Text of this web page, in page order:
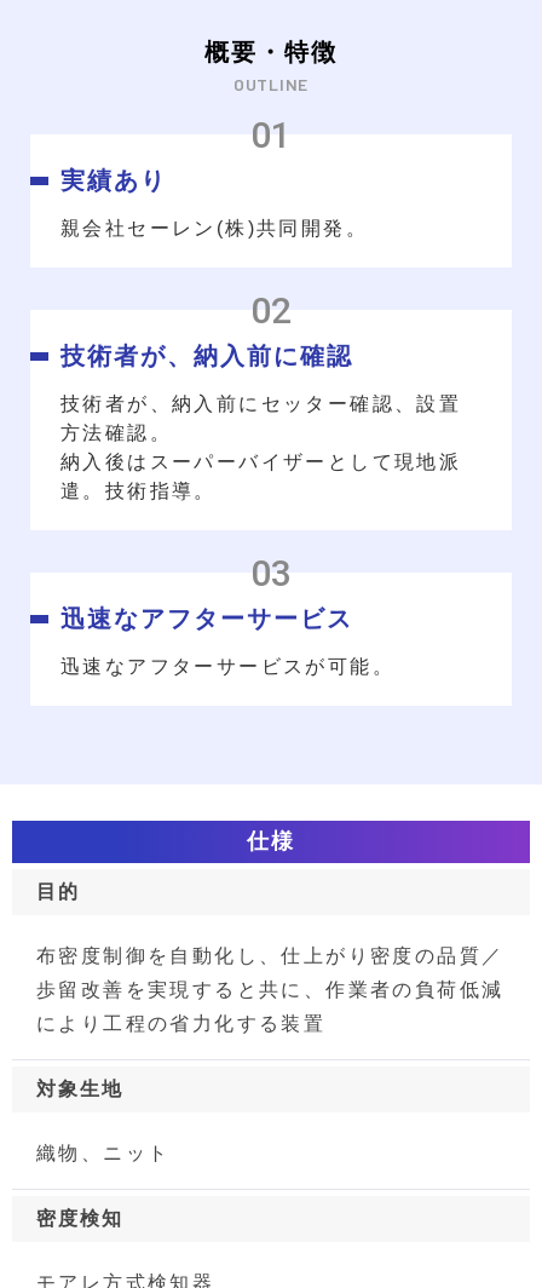
概要・特徴
OUTLINE
実績あり
親会社セーレン(株)共同開発。
技術者が、納入前に確認
技術者が、納入前にセッター確認、設置
方法確認。
納入後はスーパーバイザーとして現地派
遣。技術指導。
迅速なアフターサービス
迅速なアフターサービスが可能。
仕様
目的
布密度制御を自動化し、仕上がり密度の品質／
歩留改善を実現すると共に、作業者の負荷低減
により工程の省力化する装置
対象生地
織物、ニット
密度検知
モアレ方式検知器